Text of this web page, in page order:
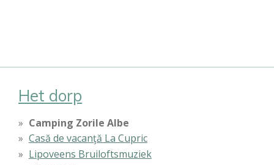
Het dorp
Camping Zorile Albe
Casă de vacanţă La Cupric
Lipoveens Bruiloftsmuziek